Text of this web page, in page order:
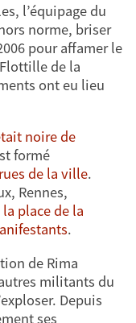
l’équipage du
norme, briser
pour affamer le
de la
ont eu lieu
noire de
formé
de la ville.
Rennes,
la place de la
.
de Rima
militants du
Depuis
ses